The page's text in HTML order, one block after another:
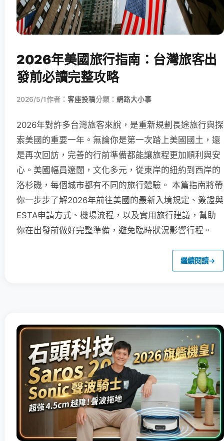
2026年美國旅行指南：台灣旅客出
發前必讀完整攻略
2026/5/1作者： 客座投稿分類： 網路大小事
2026年對許多台灣旅客來說，是重新規劃長途旅行與探
索美國的重要一年。無論你是第一次踏上美國國土，還
是再次回訪，完善的行前準備都能讓旅程更加順利與安
心。美國幅員遼闊，文化多元，從東岸的紐約到西岸的
洛杉磯，每個城市都有不同的旅行體驗。 本篇指南將帶
你一步步了解2026年前往美國的最新入境規定、簽證與
ESTA申請方式、機場流程，以及實用旅行建議，幫助
你在出發前做好完整準備，避免臨時狀況影響行程。
繼續閱讀→